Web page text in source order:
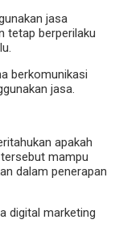
jasa
tetap berperilaku
berkomunikasi
jasa.
apakah
mampu
dalam penerapan
digital marketing